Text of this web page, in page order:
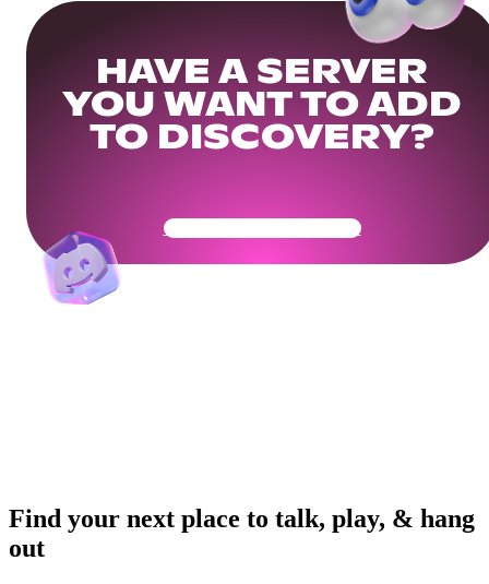
HAVE A SERVER
YOU WANT TO ADD
TO DISCOVERY?
Get Your Community Ready
Find your next place to talk, play, & hang
out